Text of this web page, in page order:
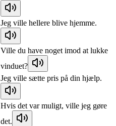
Jeg ville hellere blive hjemme.
Ville du have noget imod at lukke
vinduet?
Jeg ville sætte pris på din hjælp.
Hvis det var muligt, ville jeg gøre
det.